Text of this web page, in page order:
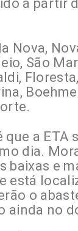
a partir
Nova,
São
que a ETA
dia.
baixas e
está
o
ainda no